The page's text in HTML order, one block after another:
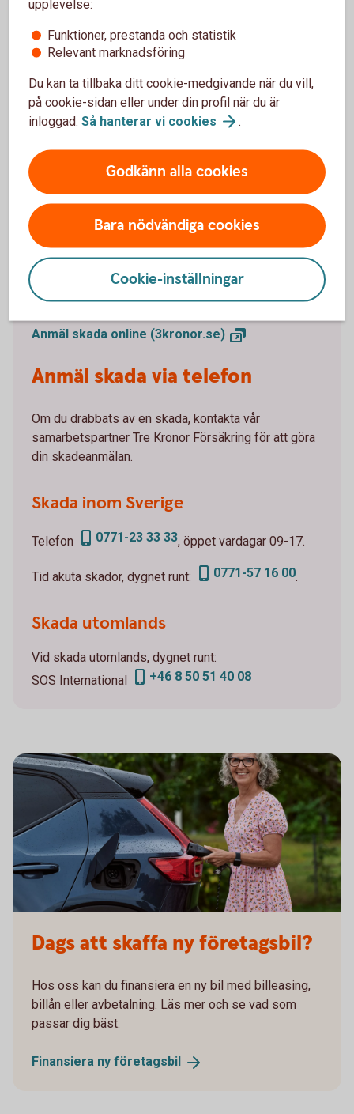
Mer information
Anmäl skada online
Anmäl skada online (3kronor.se)
Anmäl skada via telefon
Om du drabbats av en skada, kontakta vår
samarbetspartner Tre Kronor Försäkring för att göra
din skadeanmälan.
Skada inom Sverige
Telefon 0771-23 33 33, öppet vardagar 09-17.
Tid akuta skador, dygnet runt: 0771-57 16 00.
Skada utomlands
Vid skada utomlands, dygnet runt:
SOS International
+46 8 50 51 40 08
Anmäl skada
Dags att skaffa ny företagsbil?
Hos oss kan du finansiera en ny bil med billeasing,
billån eller avbetalning. Läs mer och se vad som
passar dig bäst.
Finansiera ny företagsbil
upplevelse:
Funktioner, prestanda och statistik
Relevant marknadsföring
Du kan ta tillbaka ditt cookie-medgivande när du vill,
på cookie-sidan eller under din profil när du är
inloggad. Så hanterar vi cookies .
Godkänn alla cookies
Bara nödvändiga cookies
Cookie-inställningar